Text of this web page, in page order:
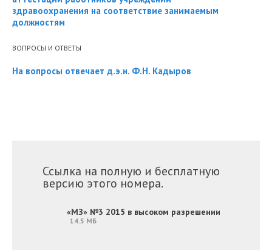
здравоохранения на соответствие занимаемым
должностям
ВОПРОСЫ И ОТВЕТЫ
На вопросы отвечает д.э.н. Ф.Н. Кадыров
Ссылка на полную и бесплатную
версию этого номера.
«МЗ» №3 2015 в высоком разрешении
14.5 МБ